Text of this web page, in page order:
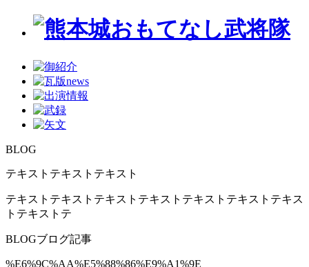
BLOG
テキストテキストテキスト
テキストテキストテキストテキストテキストテキストテキス
トテキストテ
BLOGブログ記事
%E6%9C%AA%E5%88%86%E9%A1%9E